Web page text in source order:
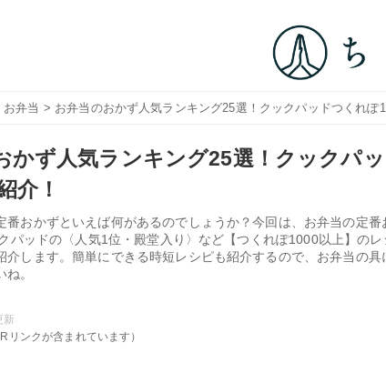
お弁当 > お弁当のおかず人気ランキング25選！クックパッドつくれぽ
かず人気ランキング25選！クックパ
介！
番おかずといえば何があるのでしょうか？今回は、お弁当の定番
パッドの〈人気1位・殿堂入り〉など【つくれぽ1000以上】の
介します。簡単にできる時短レシピも紹介するので、お弁当の具
。
新
リンクが含まれています）